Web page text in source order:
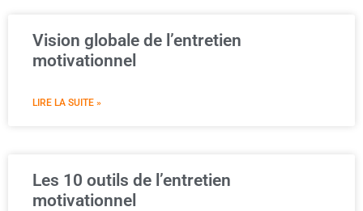
Vision globale de l’entretien
motivationnel
LIRE LA SUITE »
Les 10 outils de l’entretien
motivationnel